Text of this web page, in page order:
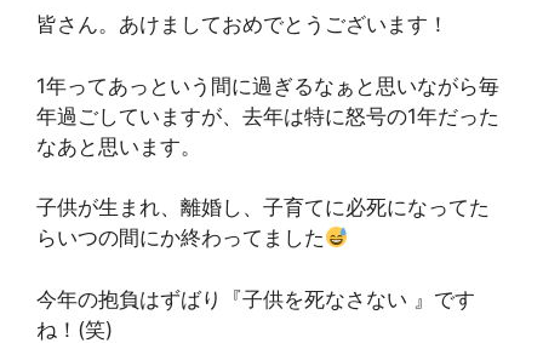
皆さん。あけましておめでとうございます！
1年ってあっという間に過ぎるなぁと思いながら毎
年過ごしていますが、去年は特に怒号の1年だった
なあと思います。
子供が生まれ、離婚し、子育てに必死になってた
らいつの間にか終わってました
今年の抱負はずばり『子供を死なさない 』です
ね！(笑)